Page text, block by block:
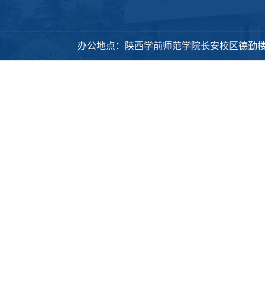
办公地点：陕西学前师范学院长安校区德勤